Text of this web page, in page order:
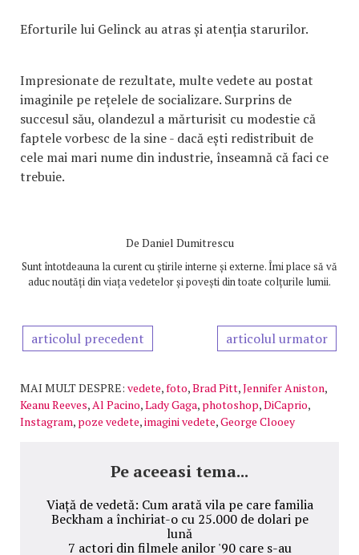
Eforturile lui Gelinck au atras și atenția starurilor.
Impresionate de rezultate, multe vedete au postat
imaginile pe rețelele de socializare. Surprins de
succesul său, olandezul a mărturisit cu modestie că
faptele vorbesc de la sine - dacă ești redistribuit de
cele mai mari nume din industrie, înseamnă că faci ce
trebuie.
De Daniel Dumitrescu
Sunt întotdeauna la curent cu știrile interne și externe. Îmi place să vă
aduc noutăți din viața vedetelor și povești din toate colțurile lumii.
articolul precedent articolul urmator
MAI MULT DESPRE: vedete,foto,Brad Pitt,Jennifer Aniston,
Keanu Reeves, Al Pacino,Lady Gaga, photoshop,DiCaprio,
Instagram, poze vedete,imagini vedete,George Clooey
Pe aceeasi tema...
Viață de vedetă: Cum arată vila pe care familia
Beckham a închiriat-o cu 25.000 de dolari pe
lună
7 actori din filmele anilor '90 care s-au